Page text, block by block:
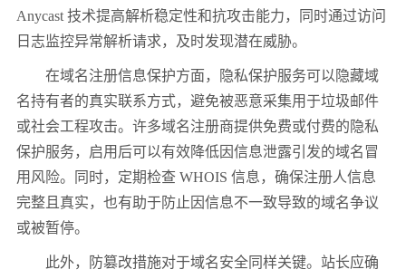
Anycast 技术提高解析稳定性和抗攻击能力，同时通过访问
日志监控异常解析请求，及时发现潜在威胁。
在域名注册信息保护方面，隐私保护服务可以隐藏域
名持有者的真实联系方式，避免被恶意采集用于垃圾邮件
或社会工程攻击。许多域名注册商提供免费或付费的隐私
保护服务，启用后可以有效降低因信息泄露引发的域名冒
用风险。同时，定期检查 WHOIS 信息，确保注册人信息
完整且真实，也有助于防止因信息不一致导致的域名争议
或被暂停。
此外，防篡改措施对于域名安全同样关键。站长应确